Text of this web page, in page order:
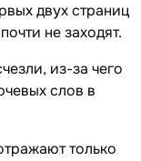
двух страниц
не заходят.
из-за чего
слов в
только